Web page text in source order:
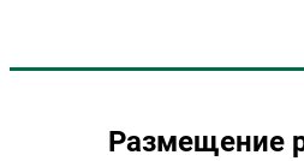
Размещение